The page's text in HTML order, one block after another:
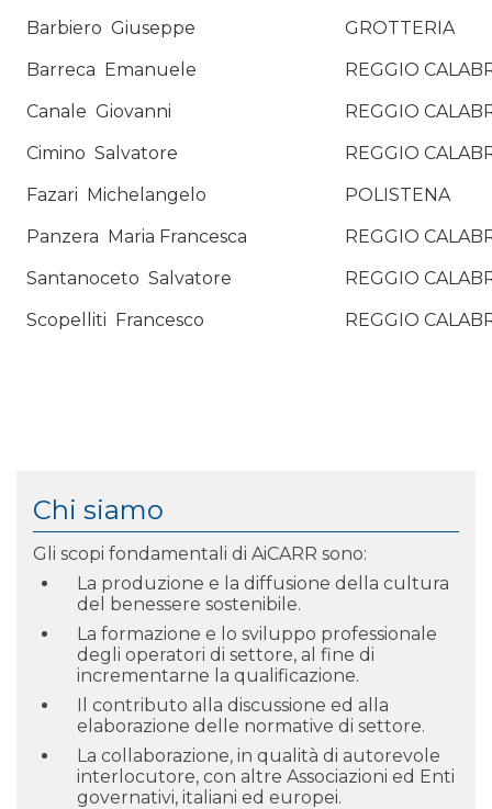
Chi siamo
Gli scopi fondamentali di AiCARR sono:
La produzione e la diffusione della cultura
del benessere sostenibile.
La formazione e lo sviluppo professionale
degli operatori di settore, al fine di
incrementarne la qualificazione.
Il contributo alla discussione ed alla
elaborazione delle normative di settore.
La collaborazione, in qualità di autorevole
interlocutore, con altre Associazioni ed Enti
governativi, italiani ed europei.
Barbiero Giuseppe
GROTTERIA
Barreca Emanuele
REGGIO
Canale Giovanni
REGGIO
Cimino Salvatore
REGGIO
Fazari Michelangelo
POLISTENA
Panzera Maria Francesca
REGGIO
Santanoceto Salvatore
REGGIO
Scopelliti Francesco REGGIO